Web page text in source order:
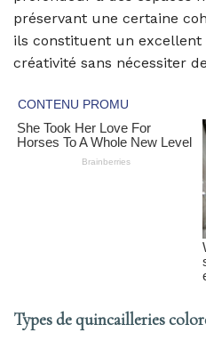
préservant une certaine
ils constituent un excellent
créativité sans nécessiter
Types de quincailleries